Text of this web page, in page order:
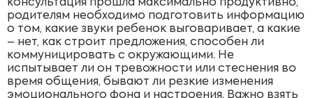
консультация прошла максимально продуктивно,
родителям необходимо подготовить информацию
о том, какие звуки ребенок выговаривает, а какие
– нет, как строит предложения, способен ли
коммуницировать с окружающими. Не
испытывает ли он тревожности или стеснения во
время общения, бывают ли резкие изменения
эмоционального фона и настроения. Важно взять